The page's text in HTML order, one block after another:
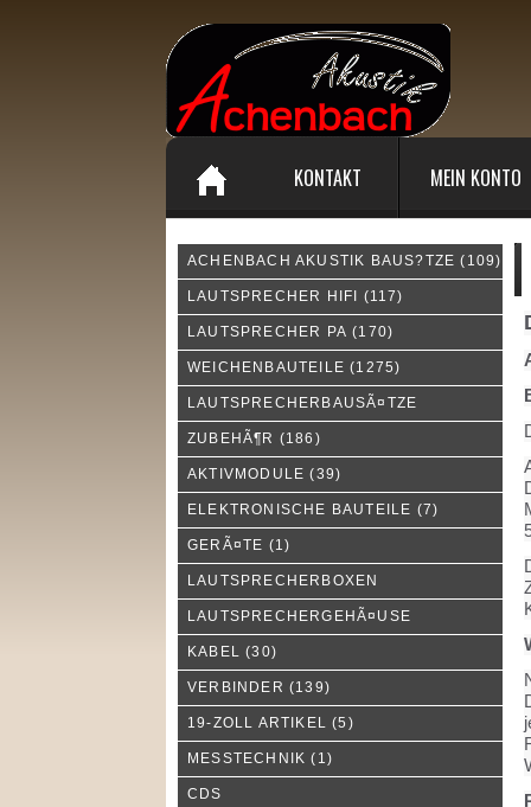
KONTAKT MEIN KONTO
ACHENBACH AKUSTIK BAUS?TZE (109)
LAUTSPRECHER HIFI (117)
LAUTSPRECHER PA (170)
WEICHENBAUTEILE (1275)
LAUTSPRECHERBAUSÃ¤TZE
ZUBEHÃ¶R (186)
AKTIVMODULE (39)
ELEKTRONISCHE BAUTEILE (7)
GERÃ¤TE (1)
LAUTSPRECHERBOXEN
LAUTSPRECHERGEHÃ¤USE
KABEL (30)
VERBINDER (139)
19-ZOLL ARTIKEL (5)
MESSTECHNIK (1)
CDS